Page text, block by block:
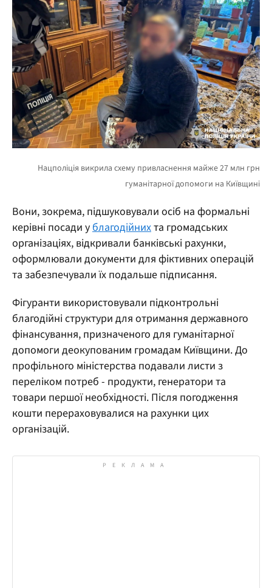
Вони, зокрема, підшуковували осіб на формальні
керівні посади ублагодійнихта громадських
організаціях, відкривали банківські рахунки,
оформлювали документи для фіктивних операцій
та забезпечували їх подальше підписання.
Фігуранти використовували підконтрольні
благодійні структури для отримання державного
фінансування, призначеного для гуманітарної
допомоги деокупованим громадам Київщини. До
профільного міністерства подавали листи з
переліком потреб - продукти, генератори та
товари першої необхідності. Після погодження
кошти перераховувалися на рахунки цих
організацій.